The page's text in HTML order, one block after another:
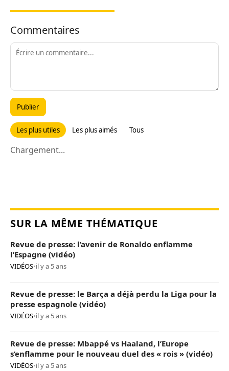
Commentaires
Publier
Les plus utiles Les plus aimés Tous
Chargement...
SUR LA MÊME THÉMATIQUE
Revue de presse: l’avenir de Ronaldo enflamme
l’Espagne (vidéo)
VIDÉOS•il y a 5 ans
Revue de presse: le Barça a déjà perdu la Liga pour la
presse espagnole (vidéo)
VIDÉOS•il y a 5 ans
Revue de presse: Mbappé vs Haaland, l’Europe
s’enflamme pour le nouveau duel des « rois » (vidéo)
VIDÉOS•il y a 5 ans